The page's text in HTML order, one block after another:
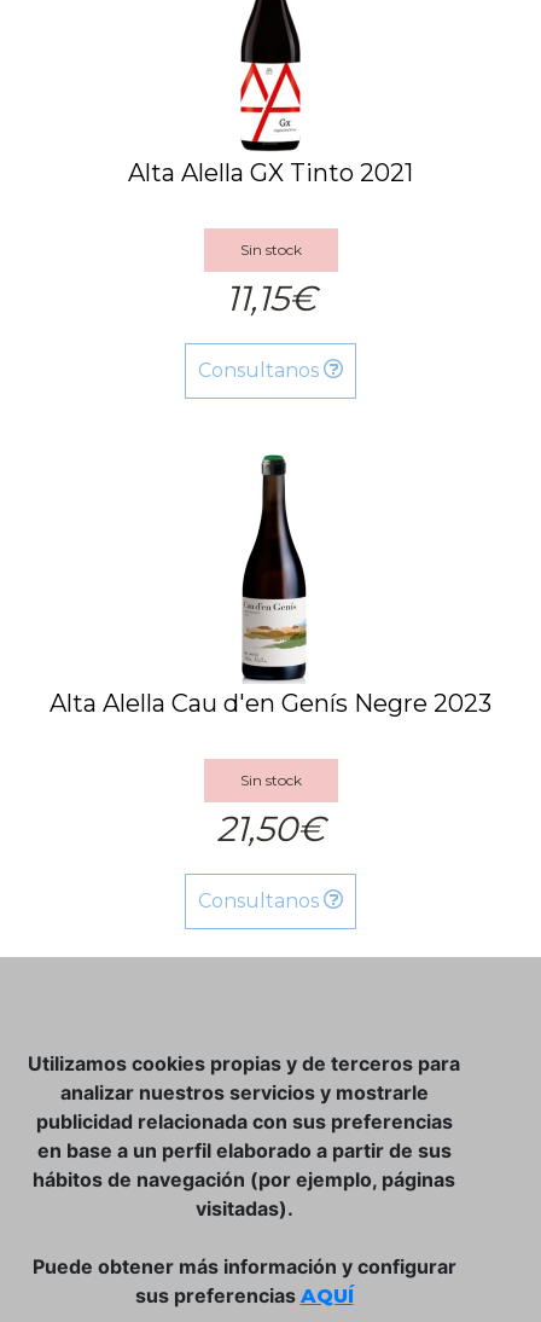
Alta Alella GX Tinto 2021
Sin stock
11,15€
Consultanos
Alta Alella Cau d'en Genís Negre 2023
Sin stock
21,50€
Consultanos
CLUB VINATER
CONTACTO
TIENDA ONLINE:
Plaça de la Llibertat, 22, 07760 Ciutadella
Tlf. 971 93 78 75
Utilizamos cookies propias y de terceros para
analizar nuestros servicios y mostrarle
publicidad relacionada con sus preferencias
en base a un perfil elaborado a partir de sus
hábitos de navegación (por ejemplo, páginas
visitadas).
Puede obtener más información y configurar
sus preferencias AQUÍ